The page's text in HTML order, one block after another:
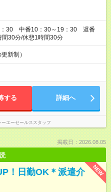
30 中番10：30～19：30 遅番
30分/休憩1時間30分
新制）
する 詳細へ
ーエーセールススタッフ
掲載日：2026.08.05
NEW
！日勤OK＊派遣介